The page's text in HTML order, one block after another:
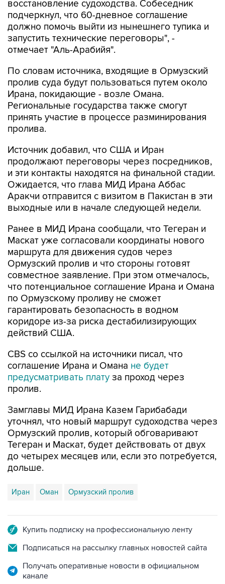
восстановление судоходства. Собеседник
подчеркнул, что 60-дневное соглашение
должно помочь выйти из нынешнего тупика и
запустить технические переговоры", -
отмечает "Аль-Арабийя".
По словам источника, входящие в Ормузский
пролив суда будут пользоваться путем около
Ирана, покидающие - возле Омана.
Региональные государства также смогут
принять участие в процессе разминирования
пролива.
Источник добавил, что США и Иран
продолжают переговоры через посредников,
и эти контакты находятся на финальной стадии.
Ожидается, что глава МИД Ирана Аббас
Аракчи отправится с визитом в Пакистан в эти
выходные или в начале следующей недели.
Ранее в МИД Ирана сообщали, что Тегеран и
Маскат уже согласовали координаты нового
маршрута для движения судов через
Ормузский пролив и что стороны готовят
совместное заявление. При этом отмечалось,
что потенциальное соглашение Ирана и Омана
по Ормузскому проливу не сможет
гарантировать безопасность в водном
коридоре из-за риска дестабилизирующих
действий США.
CBS со ссылкой на источники писал, что
соглашение Ирана и Омана не будет
предусматривать плату за проход через
пролив.
Замглавы МИД Ирана Казем Гарибабади
уточнял, что новый маршрут судоходства через
Ормузский пролив, который обговаривают
Тегеран и Маскат, будет действовать от двух
до четырех месяцев или, если это потребуется,
дольше.
Иран Оман Ормузский пролив
Купить подписку на профессиональную ленту
Подписаться на рассылку главных новостей сайта
Получать оперативные новости в официальном
канале